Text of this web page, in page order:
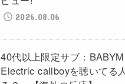
2026.08.06
40代以上限定サブ：
Electric callboyを聴いてる